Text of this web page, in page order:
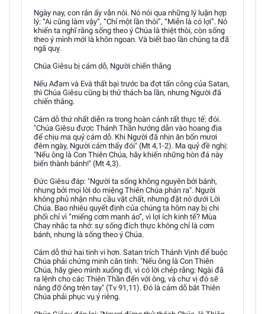
Ngày nay, con rắn ấy vẫn nói. Nó nói qua những lý luận hợp
lý: “Ai cũng làm vậy”, “Chỉ một lần thôi”, “Miễn là có lợi”. Nó
khiến ta nghĩ rằng sống theo ý Chúa là thiệt thòi, còn sống
theo ý mình mới là khôn ngoan. Và biết bao lần chúng ta đã
ngã quỵ.
Chúa Giêsu bị cám dỗ, Người chiến thắng
Nếu Ađam và Evà thất bại trước ba đợt tấn công của Satan,
thì Chúa Giêsu cũng bị thử thách ba lần, nhưng Người đã
chiến thắng.
Cám dỗ thứ nhất diễn ra trong hoàn cảnh rất thực tế: đói.
"Chúa Giêsu được Thánh Thần hướng dẫn vào hoang địa
để chịu ma quỷ cám dỗ. Khi Người đã nhịn ăn bốn mươi
đêm ngày, Người cảm thấy đói" (Mt 4,1-2). Ma quỷ đề nghị:
"Nếu ông là Con Thiên Chúa, hãy khiến những hòn đá này
biến thành bánh!" (Mt 4,3).
Đức Giêsu đáp: "Người ta sống không nguyên bởi bánh,
nhưng bởi mọi lời do miệng Thiên Chúa phán ra". Người
không phủ nhận nhu cầu vật chất, nhưng đặt nó dưới Lời
Chúa. Bao nhiêu quyết định của chúng ta hôm nay bị chi
phối chỉ vì “miếng cơm manh áo”, vì lợi ích kinh tế? Mùa
Chay nhắc ta nhớ: sự sống đích thực không chỉ là cơm
bánh, nhưng là sống theo ý Chúa.
Cám dỗ thứ hai tinh vi hơn. Satan trích Thánh Vịnh để buộc
Chúa phải chứng minh căn tính: "Nếu ông là Con Thiên
Chúa, hãy gieo mình xuống đi, vì có lời chép rằng: Ngài đã
ra lệnh cho các Thiên Thần đến với ông, và chư vị đó sẽ
nâng đỡ ông trên tay" (Tv 91,11). Đó là cám dỗ bắt Thiên
Chúa phải phục vụ ý riêng.